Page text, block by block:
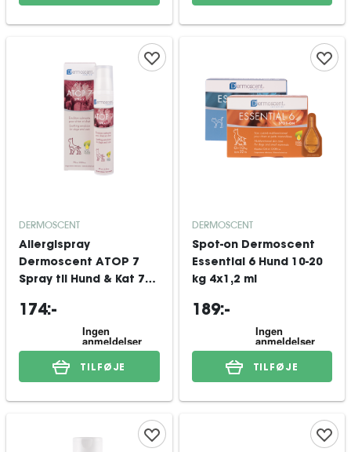
DERMOSCENT
Allergispray
Dermoscent ATOP 7
Spray til Hund & Kat 75
174:-
TILFØJE
DERMOSCENT
Spot-on Dermoscent
Essential 6 Hund 10-20
kg 4x1,2 ml
189:-
TILFØJE